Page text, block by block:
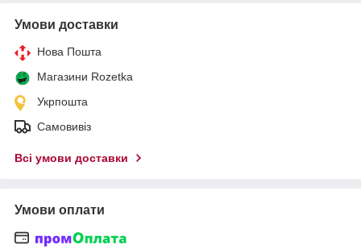
Умови доставки
Нова Пошта
Магазини Rozetka
Укрпошта
Самовивіз
Всі умови доставки
Умови оплати